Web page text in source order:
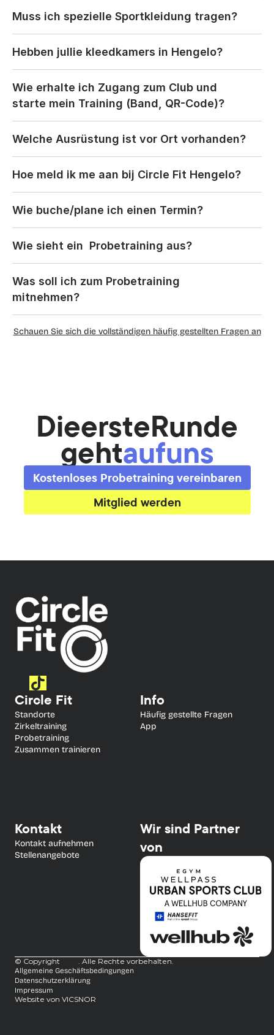
Muss ich spezielle Sportkleidung tragen?
Hebben jullie kleedkamers in Hengelo?
Wie erhalte ich Zugang zum Club und
starte mein Training (Band, QR-Code)?
Welche Ausrüstung ist vor Ort vorhanden?
Hoe meld ik me aan bij Circle Fit Hengelo?
Wie buche/plane ich einen Termin?
Wie sieht ein  Probetraining aus?
Was soll ich zum Probetraining
mitnehmen?
Schauen Sie sich die vollständigen häufig gestellten Fragen an
DieersteRunde
gehtaufuns
Kostenloses Probetraining vereinbaren
Mitglied werden
Circle Fit
Standorte
Zirkeltraining
Probetraining
Zusammen trainieren
Info
Häufig gestellte Fragen
App
Kontakt
Kontakt aufnehmen
Stellenangebote
Wir sind Partner
von
© Copyright . Alle Rechte vorbehalten.
Allgemeine Geschäftsbedingungen
Datenschutzerklärung
Impressum
Website von VICSNOR